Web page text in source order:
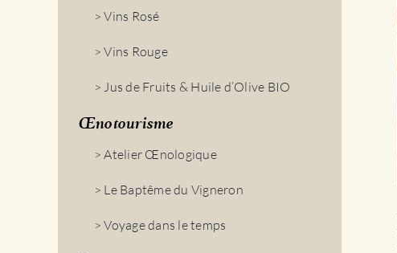
> Vins Rosé
> Vins Rouge
> Jus de Fruits & Huile d’Olive BIO
Œnotourisme
> Atelier Œnologique
> Le Baptême du Vigneron
> Voyage dans le temps